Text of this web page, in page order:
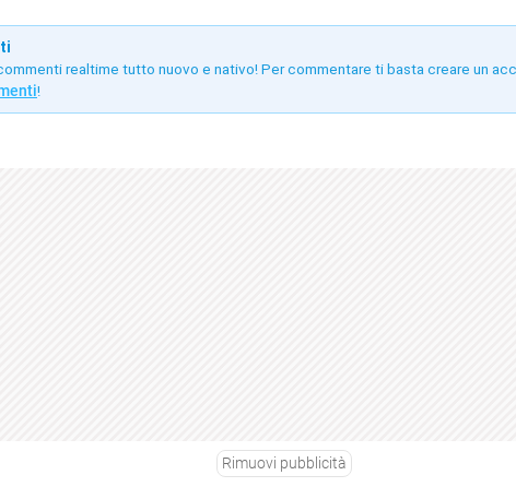
realtime tutto nuovo e nativo! Per commentare ti basta creare un
!
Rimuovi pubblicità